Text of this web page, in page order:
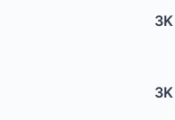
3K
3K